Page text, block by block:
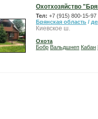
Охотхозяйство
Тел: +7 (915) 800-15-97
Брянская область /
Киевское ш.
Охота
Бобр Вальдшнеп Кабан